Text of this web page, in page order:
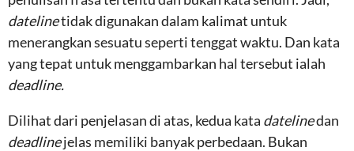
datelinetidak digunakan dalam kalimat untuk
menerangkan sesuatu seperti tenggat waktu. Dan kata
yang tepat untuk menggambarkan hal tersebut ialah
deadline.
Dilihat dari penjelasan di atas, kedua kata datelinedan
deadlinejelas memiliki banyak perbedaan. Bukan